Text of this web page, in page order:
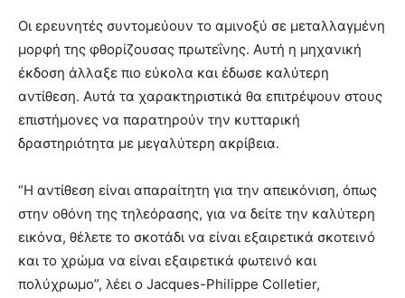
Οι ερευνητές συντομεύουν το αμινοξύ σε μεταλλαγμένη
μορφή της φθορίζουσας πρωτεΐνης. Αυτή η μηχανική
έκδοση άλλαξε πιο εύκολα και έδωσε καλύτερη
αντίθεση. Αυτά τα χαρακτηριστικά θα επιτρέψουν στους
επιστήμονες να παρατηρούν την κυτταρική
δραστηριότητα με μεγαλύτερη ακρίβεια.
“Η αντίθεση είναι απαραίτητη για την απεικόνιση, όπως
στην οθόνη της τηλεόρασης, για να δείτε την καλύτερη
εικόνα, θέλετε το σκοτάδι να είναι εξαιρετικά σκοτεινό
και το χρώμα να είναι εξαιρετικά φωτεινό και
πολύχρωμο”, λέει ο Jacques-Philippe Colletier,